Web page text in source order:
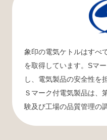
象印の電気ケトルはすべ
を取得しています。Sマ
し、電気製品の安全性を
Ｓマーク付電気製品は、
験及び工場の品質管理の